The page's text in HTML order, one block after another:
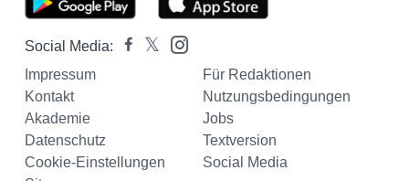
Social Media:
Impressum
Für Redaktionen
Kontakt
Nutzungsbedingungen
Akademie
Jobs
Datenschutz
Textversion
Cookie-Einstellungen
Social Media